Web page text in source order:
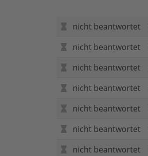
nicht beantwortet
nicht beantwortet
nicht beantwortet
nicht beantwortet
nicht beantwortet
nicht beantwortet
nicht beantwortet